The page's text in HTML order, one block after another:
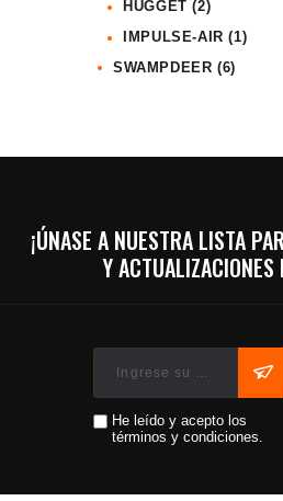
HUGGET (2)
IMPULSE-AIR (1)
SWAMPDEER (6)
¡ÚNASE A NUESTRA LISTA
Y ACTUALIZACIONES
He leído y acepto los
términos y condiciones.